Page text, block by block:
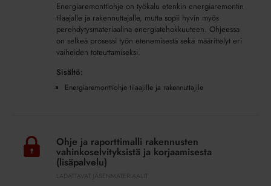
Energiaremonttiohje on työkalu etenkin energiaremontin
tilaajalle ja rakennuttajalle, mutta sopii hyvin myös
perehdytysmateriaalina energiatehokkuuteen. Ohjeessa
on selkeä prosessi työn etenemisestä sekä määrittelyt eri
vaiheiden toteuttamiseksi.
Sisältö:
Energiaremonttiohje tilaajille ja rakennuttajile
raporttimalli
Ohje ja raporttimalli rakennusten
vahinkoselvityksistä ja korjaamisesta
(lisäpalvelu)